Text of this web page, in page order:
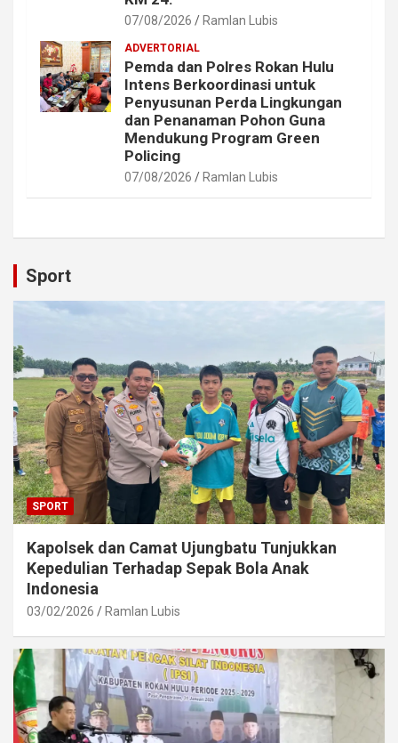
07/08/2026 Ramlan Lubis
ADVERTORIAL
Pemda dan Polres Rokan Hulu
Intens Berkoordinasi untuk
Penyusunan Perda Lingkungan
dan Penanaman Pohon Guna
Mendukung Program Green
Policing
07/08/2026 Ramlan Lubis
Sport
SPORT
Kapolsek dan Camat Ujungbatu Tunjukkan
Kepedulian Terhadap Sepak Bola Anak
Indonesia
03/02/2026 Ramlan Lubis